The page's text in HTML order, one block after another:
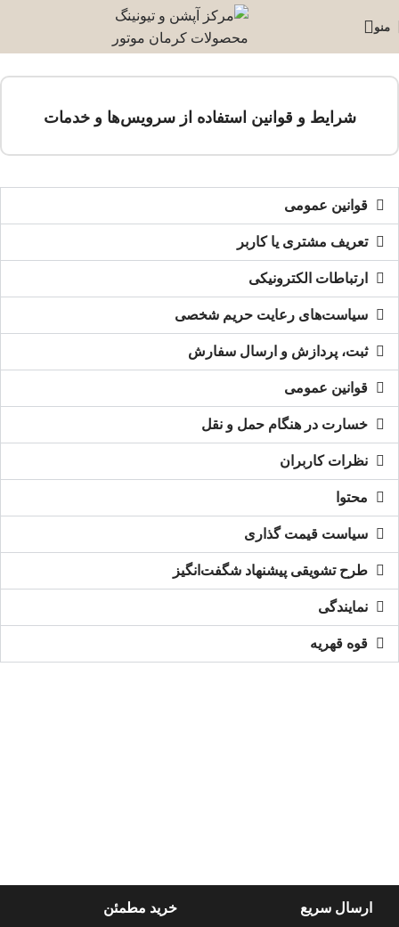
منو
شرایط و قوانین استفاده از سرویس‌ها و خدمات
قوانین عمومی
تعریف مشتری یا کاربر
ارتباطات الکترونیکی
سیاست‏‌های رعایت حریم شخصی
ثبت، پردازش و ارسال سفارش
قوانین عمومی
خسارت در هنگام حمل و نقل
نظرات کاربران
محتوا
سیاست قیمت گذاری
طرح تشویقی پیشنهاد شگفت‌انگیز
نمایندگی
قوه قهریه
ارسال سریع
خرید مطمئن